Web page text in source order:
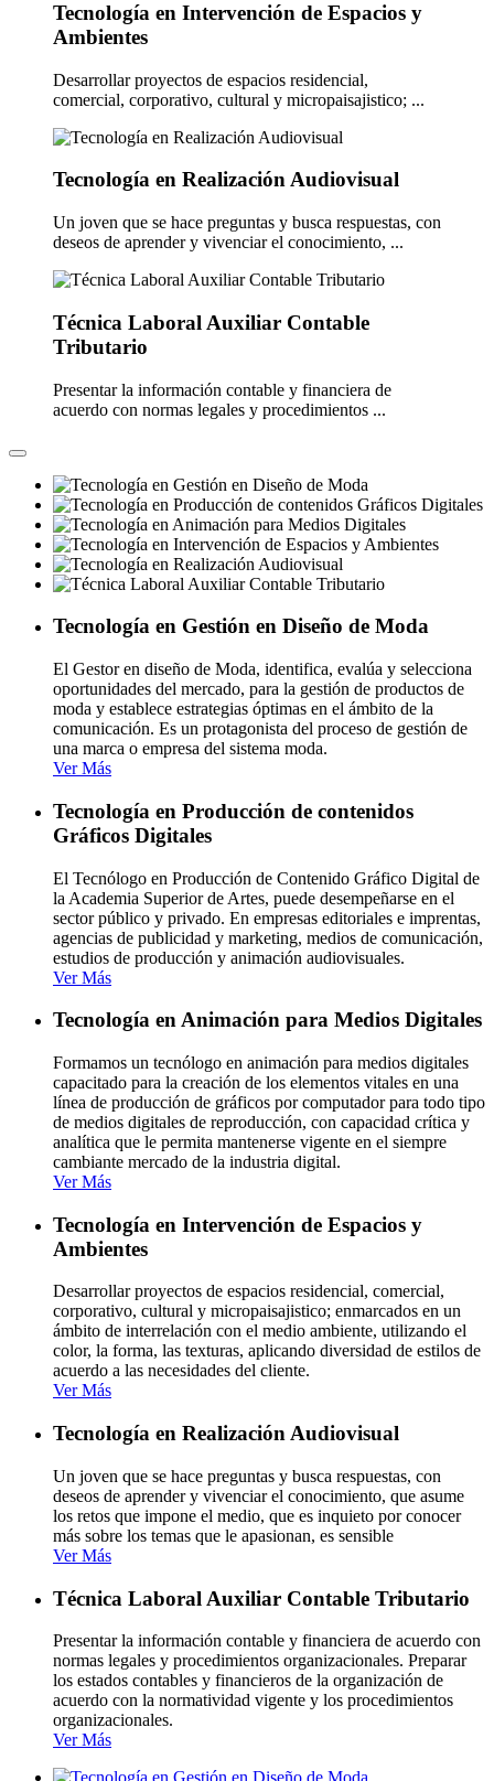
Tecnología en Intervención de Espacios y
Ambientes
Desarrollar proyectos de espacios residencial,
comercial, corporativo, cultural y micropaisajistico; ...
Tecnología en Realización Audiovisual
Un joven que se hace preguntas y busca respuestas, con
deseos de aprender y vivenciar el conocimiento, ...
Técnica Laboral Auxiliar Contable
Tributario
Presentar la información contable y financiera de
acuerdo con normas legales y procedimientos ...
Tecnología en Gestión en Diseño de Moda
El Gestor en diseño de Moda, identifica, evalúa y selecciona
oportunidades del mercado, para la gestión de productos de
moda y establece estrategias óptimas en el ámbito de la
comunicación. Es un protagonista del proceso de gestión de
una marca o empresa del sistema moda.
Ver Más
Tecnología en Producción de contenidos
Gráficos Digitales
El Tecnólogo en Producción de Contenido Gráfico Digital de
la Academia Superior de Artes, puede desempeñarse en el
sector público y privado. En empresas editoriales e imprentas,
agencias de publicidad y marketing, medios de comunicación,
estudios de producción y animación audiovisuales.
Ver Más
Tecnología en Animación para Medios Digitales
Formamos un tecnólogo en animación para medios digitales
capacitado para la creación de los elementos vitales en una
línea de producción de gráficos por computador para todo tipo
de medios digitales de reproducción, con capacidad crítica y
analítica que le permita mantenerse vigente en el siempre
cambiante mercado de la industria digital.
Ver Más
Tecnología en Intervención de Espacios y
Ambientes
Desarrollar proyectos de espacios residencial, comercial,
corporativo, cultural y micropaisajistico; enmarcados en un
ámbito de interrelación con el medio ambiente, utilizando el
color, la forma, las texturas, aplicando diversidad de estilos de
acuerdo a las necesidades del cliente.
Ver Más
Tecnología en Realización Audiovisual
Un joven que se hace preguntas y busca respuestas, con
deseos de aprender y vivenciar el conocimiento, que asume
los retos que impone el medio, que es inquieto por conocer
más sobre los temas que le apasionan, es sensible
Ver Más
Técnica Laboral Auxiliar Contable Tributario
Presentar la información contable y financiera de acuerdo con
normas legales y procedimientos organizacionales. Preparar
los estados contables y financieros de la organización de
acuerdo con la normatividad vigente y los procedimientos
organizacionales.
Ver Más